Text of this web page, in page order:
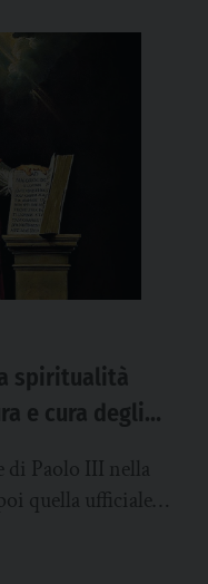
spiritualità
e cura degli
di Paolo III nella
quella ufficiale